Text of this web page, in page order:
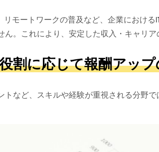
リモートワークの普及など、企業におけ
。これにより、安定した収入・キャリア
割に応じて報酬アッ
トなど、スキルや経験が重視される分野